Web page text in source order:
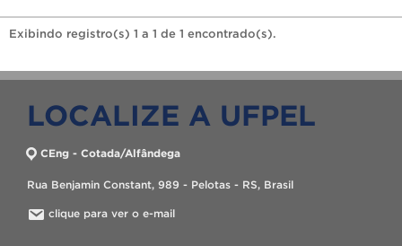
Exibindo registro(s) 1 a 1 de 1 encontrado(s).
LOCALIZE A UFPEL
CEng - Cotada/Alfândega
Rua Benjamin Constant, 989 - Pelotas - RS, Brasil
clique para ver o e-mail